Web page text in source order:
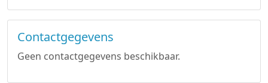
Contactgegevens
Geen contactgegevens beschikbaar.